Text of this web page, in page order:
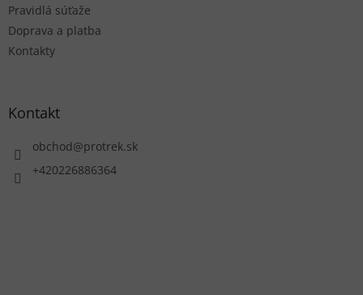
Pravidlá súťaže
Doprava a platba
Kontakty
Kontakt
obchod@protrek.sk
+420226886364